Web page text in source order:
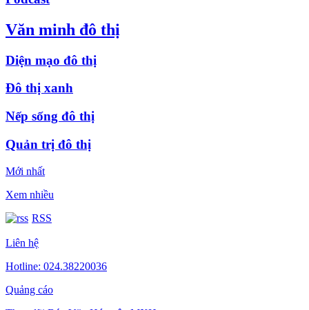
Văn minh đô thị
Diện mạo đô thị
Đô thị xanh
Nếp sống đô thị
Quản trị đô thị
Mới nhất
Xem nhiều
RSS
Liên hệ
Hotline: 024.38220036
Quảng cáo